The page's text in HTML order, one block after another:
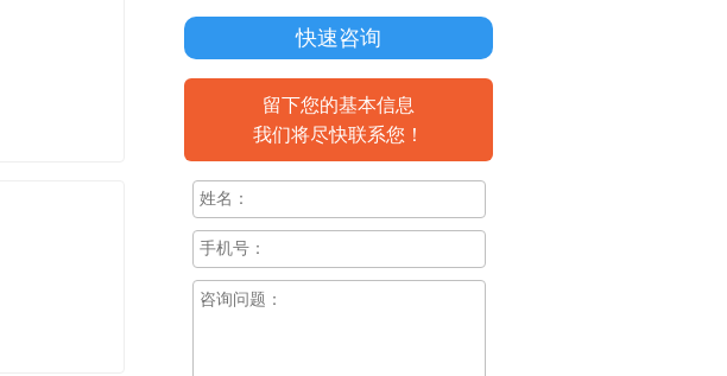
快速咨询
留下您的基本信息
我们将尽快联系您！